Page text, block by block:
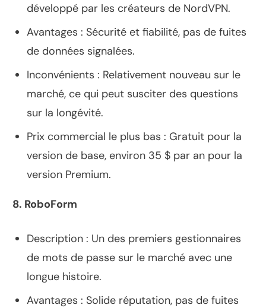
développé par les créateurs de NordVPN.
Avantages : Sécurité et fiabilité, pas de fuites
de données signalées.
Inconvénients : Relativement nouveau sur le
marché, ce qui peut susciter des questions
sur la longévité.
Prix commercial le plus bas : Gratuit pour la
version de base, environ 35 $ par an pour la
version Premium.
8. RoboForm
Description : Un des premiers gestionnaires
de mots de passe sur le marché avec une
longue histoire.
Avantages : Solide réputation, pas de fuites